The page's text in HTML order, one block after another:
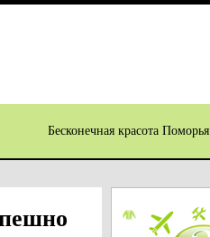
Бесконечная красота Поморья